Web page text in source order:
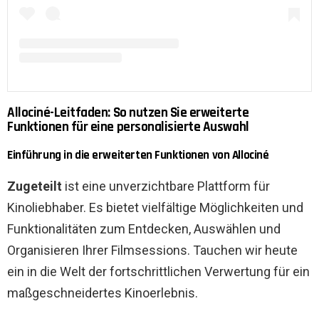
Allociné-Leitfaden: So nutzen Sie erweiterte
Funktionen für eine personalisierte Auswahl
Einführung in die erweiterten Funktionen von Allociné
Zugeteilt ist eine unverzichtbare Plattform für
Kinoliebhaber. Es bietet vielfältige Möglichkeiten und
Funktionalitäten zum Entdecken, Auswählen und
Organisieren Ihrer Filmsessions. Tauchen wir heute
ein in die Welt der fortschrittlichen Verwertung für ein
maßgeschneidertes Kinoerlebnis.